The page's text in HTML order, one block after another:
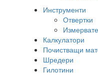
Инструменти
Отвертки
Калкулатори
Почистващи
Шредери
Гилотини